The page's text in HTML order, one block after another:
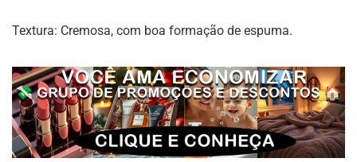
Textura: Cremosa, com boa formação de espuma.